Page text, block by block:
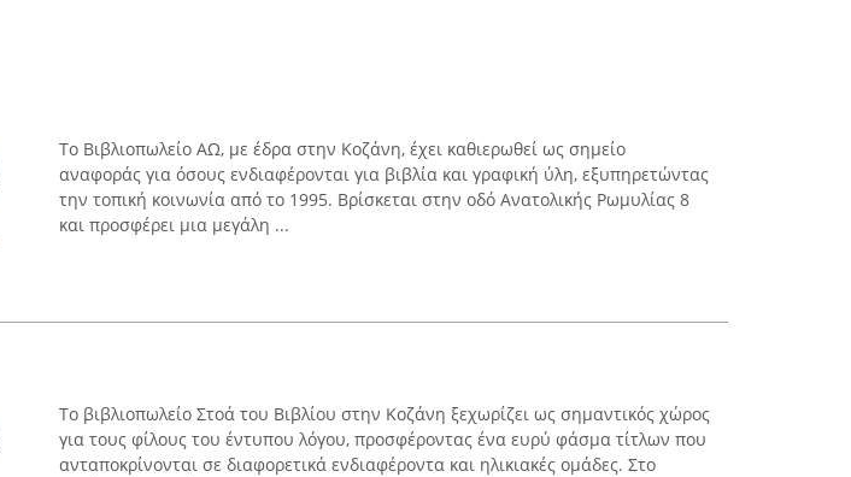
Το Βιβλιοπωλείο ΑΩ, με έδρα στην Κοζάνη, έχει καθιερωθεί ως σημείο
αναφοράς για όσους ενδιαφέρονται για βιβλία και γραφική ύλη, εξυπηρετώντας
την τοπική κοινωνία από το 1995. Βρίσκεται στην οδό Ανατολικής Ρωμυλίας 8
και προσφέρει μια μεγάλη ...
Το βιβλιοπωλείο Στοά του Βιβλίου στην Κοζάνη ξεχωρίζει ως σημαντικός χώρος
για τους φίλους του έντυπου λόγου, προσφέροντας ένα ευρύ φάσμα τίτλων που
ανταποκρίνονται σε διαφορετικά ενδιαφέροντα και ηλικιακές ομάδες. Στο